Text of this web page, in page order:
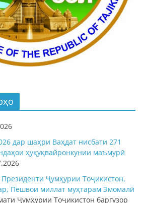
дар шаҳри Ваҳдат нисбати 271
ҳуқуқвайронкунии маъмурӣ
Ҷумҳурии Тоҷикистон,
Пешвои миллат муҳтарам Эмомалӣ
Ҷумҳурии Тоҷикистон баргузор